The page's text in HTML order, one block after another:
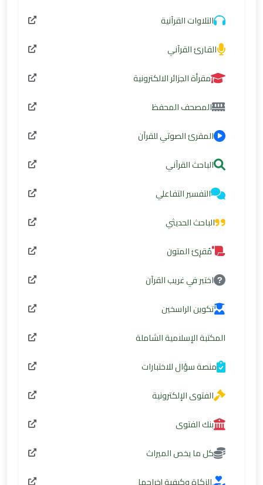
التلاوات القرآنية
القارئ القرآني
مقرأة الجزائر الالكترونية
المصحف المحفظ
المقرئ الصوتي للقرآن
الباحث القرآني
التفسير التفاعلي
الباحث الحديثي
مُقرِئ المتون
اختبر في غريب القرآن
تكوين الراسخين
المكتبة الإسلامية الشاملة
منصة سؤال للاختبارات
الفتوى الإلكترونية
بنك الفتوى
كل ما يخص الميراث
الزكاة وكيفية إخراجها